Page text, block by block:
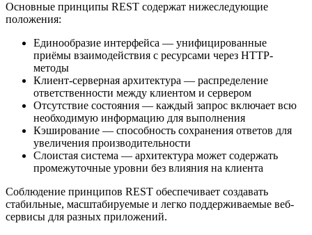
Основные принципы REST содержат нижеследующие
положения:
Единообразие интерфейса — унифицированные
приёмы взаимодействия с ресурсами через HTTP-
методы
Клиент-серверная архитектура — распределение
ответственности между клиентом и сервером
Отсутствие состояния — каждый запрос включает всю
необходимую информацию для выполнения
Кэширование — способность сохранения ответов для
увеличения производительности
Слоистая система — архитектура может содержать
промежуточные уровни без влияния на клиента
Соблюдение принципов REST обеспечивает создавать
стабильные, масштабируемые и легко поддерживаемые веб-
сервисы для разных приложений.